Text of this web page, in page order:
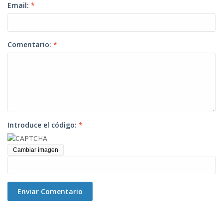
Email: *
Comentario: *
Introduce el código: *
Cambiar imagen
Enviar Comentario